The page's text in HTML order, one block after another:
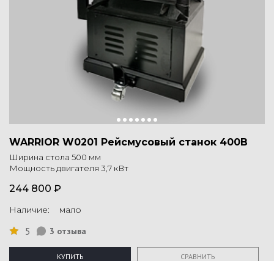
WARRIOR W0201 Рейсмусовый станок 400В
Ширина стола 500 мм
Мощность двигателя 3,7 кВт
244 800 ₽
Наличие: мало
5 3 отзыва
КУПИТЬ СРАВНИТЬ